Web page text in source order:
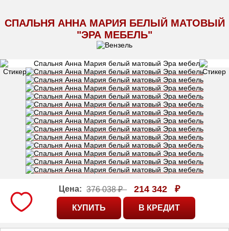
СПАЛЬНЯ АННА МАРИЯ БЕЛЫЙ МАТОВЫЙ
"ЭРА МЕБЕЛЬ"
Цена: 376 038 ₽ 214 342 ₽